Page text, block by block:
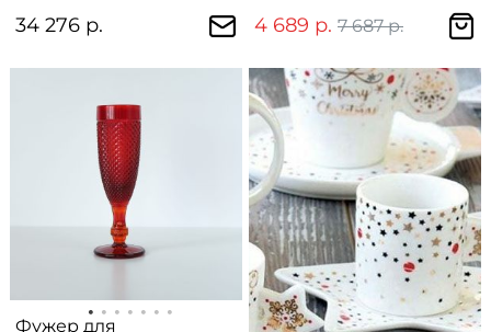
34 276 р. 4 689 р. 7 687 р.
Фужер для